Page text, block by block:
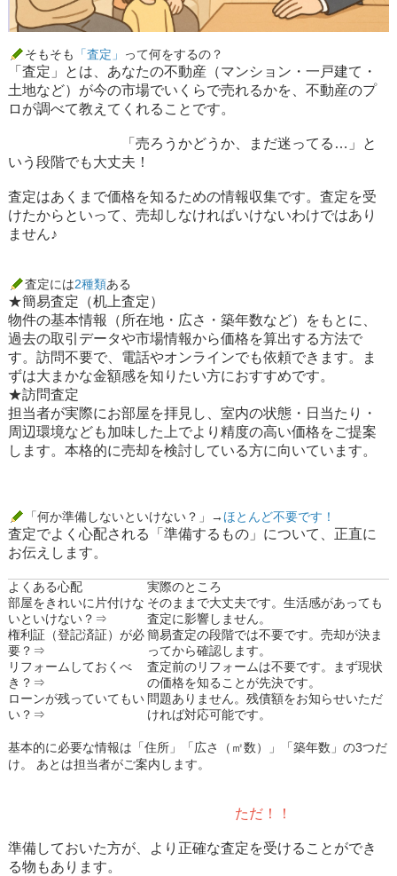
そもそも 「査定」 って何をするの？
「査定」とは、あなたの不動産（マンション・一戸建て・
土地など）が今の市場でいくらで売れるかを、不動産のプ
ロが調べて教えてくれることです。
「売ろうかどうか、まだ迷ってる…」と
いう段階でも大丈夫！
査定はあくまで価格を知るための情報収集です。査定を受
けたからといって、売却しなければいけないわけではあり
ません♪
査定には2種類ある
★簡易査定（机上査定）
物件の基本情報（所在地・広さ・築年数など）をもとに、
過去の取引データや市場情報から価格を算出する方法で
す。訪問不要で、電話やオンラインでも依頼できます。ま
ずは大まかな金額感を知りたい方におすすめです。
★訪問査定
担当者が実際にお部屋を拝見し、室内の状態・日当たり・
周辺環境なども加味した上でより精度の高い価格をご提案
します。本格的に売却を検討している方に向いています。
「何か準備しないといけない？」→ほとんど不要です！
査定でよく心配される 「準備するもの」 について、正直に
お伝えします。
よくある心配
実際のところ
部屋をきれいに片付けな
いといけない？⇒
そのままで大丈夫です。生活感があっても
査定に影響しません。
権利証（登記済証）が必
要？⇒
簡易査定の段階では不要です。売却が決ま
ってから確認します。
リフォームしておくべ
き？⇒
査定前のリフォームは不要です。まず現状
の価格を知ることが先決です。
ローンが残っていてもい
い？⇒
問題ありません。残債額をお知らせいただ
ければ対応可能です。
基本的に必要な情報は「住所」「広さ（㎡数）」「築年数」の3つだ
け。
あとは担当者がご案内します。
ただ！！
準備しておいた方が、より正確な査定を受けることができ
る物もあります。